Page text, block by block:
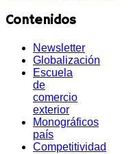
Contenidos
Newsletter
Globalización
Escuela
de
comercio
exterior
Monográficos
país
Competitividad